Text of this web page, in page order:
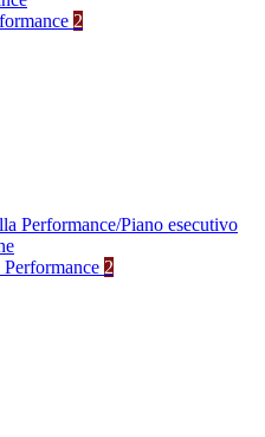
2
Performance/Piano esecutivo
2